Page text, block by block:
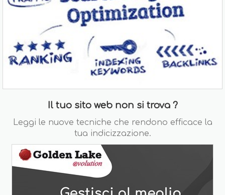
Il tuo sito web non si trova ?
Leggi le nuove tecniche che rendono efficace la
tua indicizzazione.